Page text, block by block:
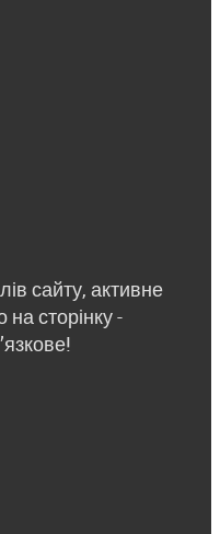
сайту, активне
сторінку -